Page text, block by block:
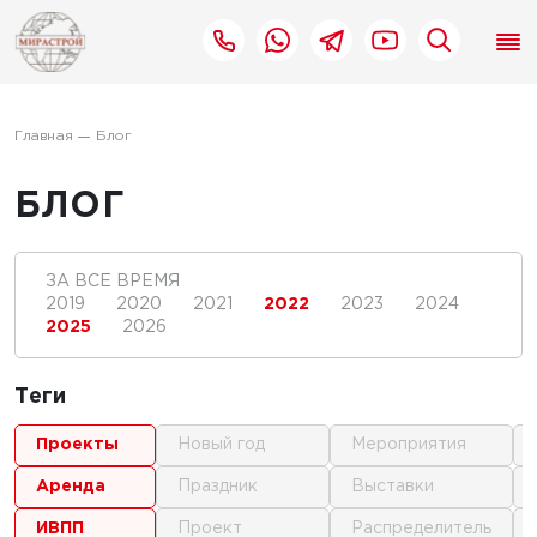
Главная Блог
БЛОГ
ЗА ВСЕ ВРЕМЯ
2019
2020 2021 2022 2023
2024
2025
2026
Теги
проекты
аренда
ИВПП
новый год
праздник
проект
мероприятия
выставки
распределитель